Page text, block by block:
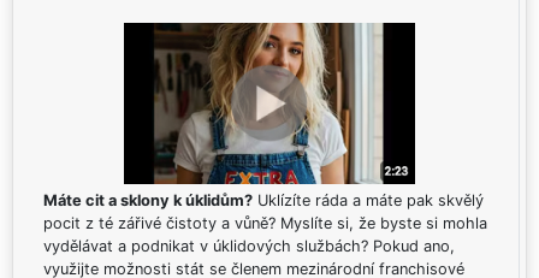
Máte cit a sklony k úklidům? Uklízíte ráda a máte pak skvělý
pocit z té zářivé čistoty a vůně? Myslíte si, že byste si mohla
vydělávat a podnikat v úklidových službách? Pokud ano,
využijte možnosti stát se členem mezinárodní franchisové